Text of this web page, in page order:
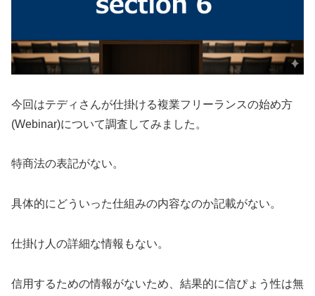
今回はテディ さんが仕掛ける複業フリーランスの始め方
(Webinar)について調査してみました。
特商法の表記がない。
具体的にどういった仕組みの内容なのか記載がない。
仕掛け人の詳細な情報もない。
信用するための情報がないため、結果的に信ぴょう性は無